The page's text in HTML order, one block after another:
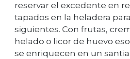
reservar el excedente en
tapados en la heladera
siguientes. Con frutas,
helado o licor de huevo
se enriquecen en un